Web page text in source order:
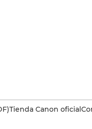
Tienda Canon oficial